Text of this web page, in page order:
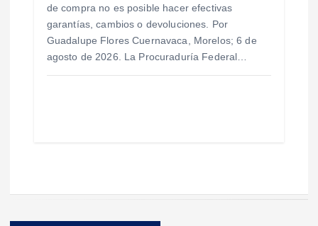
de compra no es posible hacer efectivas
garantías, cambios o devoluciones. Por
Guadalupe Flores Cuernavaca, Morelos; 6 de
agosto de 2026. La Procuraduría Federal…